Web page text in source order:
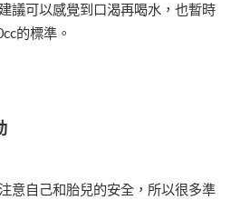
議可以感覺到口渴再喝水，也暫時
的標準。
意自己和胎兒的安全，所以很多準